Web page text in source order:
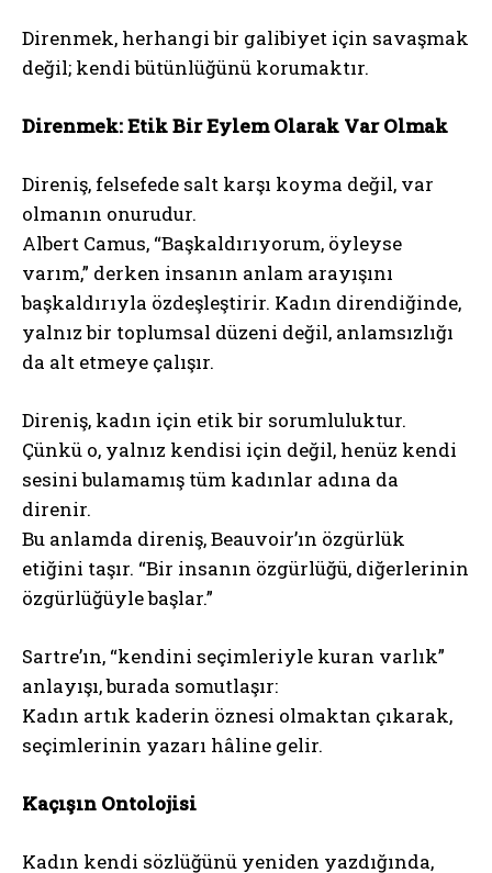
Direnmek, herhangi bir galibiyet için savaşmak
değil; kendi bütünlüğünü korumaktır.
Direnmek: Etik Bir Eylem Olarak Var Olmak
Direniş, felsefede salt karşı koyma değil, var
olmanın onurudur.
Albert Camus, “Başkaldırıyorum, öyleyse
varım,” derken insanın anlam arayışını
başkaldırıyla özdeşleştirir. Kadın direndiğinde,
yalnız bir toplumsal düzeni değil, anlamsızlığı
da alt etmeye çalışır.
Direniş, kadın için etik bir sorumluluktur.
Çünkü o, yalnız kendisi için değil, henüz kendi
sesini bulamamış tüm kadınlar adına da
direnir.
Bu anlamda direniş, Beauvoir’ın özgürlük
etiğini taşır. “Bir insanın özgürlüğü, diğerlerinin
özgürlüğüyle başlar.”
Sartre’ın, “kendini seçimleriyle kuran varlık”
anlayışı, burada somutlaşır:
Kadın artık kaderin öznesi olmaktan çıkarak,
seçimlerinin yazarı hâline gelir.
Kaçışın Ontolojisi
Kadın kendi sözlüğünü yeniden yazdığında,